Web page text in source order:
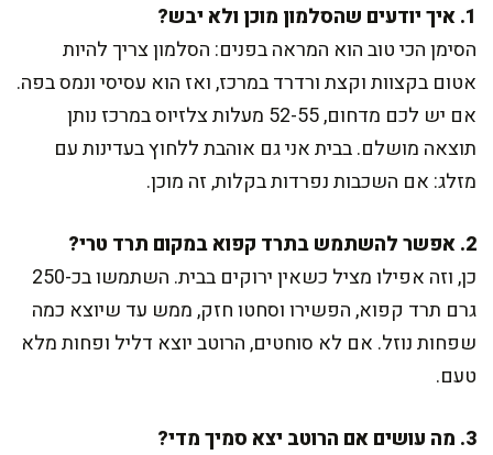
1. איך יודעים שהסלמון מוכן ולא יבש?
הסימן הכי טוב הוא המראה בפנים: הסלמון צריך להיות
אטום בקצוות וקצת ורדרד במרכז, ואז הוא עסיסי ונמס בפה.
אם יש לכם מדחום, 52-55 מעלות צלזיוס במרכז נותן
תוצאה מושלם. בבית אני גם אוהבת ללחוץ בעדינות עם
מזלג: אם השכבות נפרדות בקלות, זה מוכן.
2. אפשר להשתמש בתרד קפוא במקום תרד טרי?
כן, וזה אפילו מציל כשאין ירוקים בבית. השתמשו בכ-250
גרם תרד קפוא, הפשירו וסחטו חזק, ממש עד שיוצא כמה
שפחות נוזל. אם לא סוחטים, הרוטב יוצא דליל ופחות מלא
טעם.
3. מה עושים אם הרוטב יצא סמיך מדי?